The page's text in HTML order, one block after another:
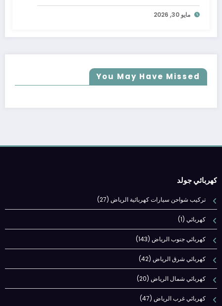
مايو 30, 2026
You May Have Missed
كهربائي جولد
تركيب شواحن سيارات كهربائية الرياض (27)
كهربائي (1)
كهربائي جنوب الرياض (143)
كهربائي شرق الرياض (42)
كهربائي شمال الرياض (20)
كهربائي غرب الرياض (47)